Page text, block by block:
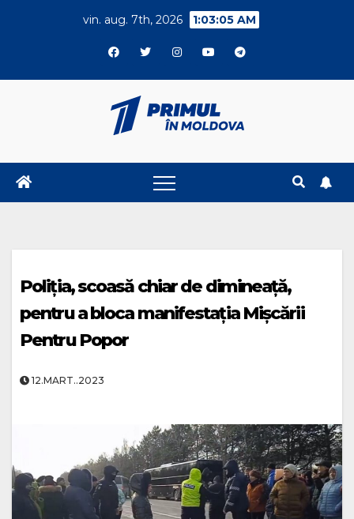
vin. aug. 7th, 2026 1:03:05 AM
Poliția, scoasă chiar de dimineață,
pentru a bloca manifestația Mișcării
Pentru Popor
12.MART..2023